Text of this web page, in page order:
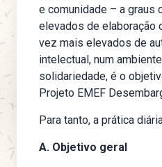
e comunidade – a graus
elevados de elaboração
vez mais elevados de
intelectual, num
solidariedade, é o
Projeto EMEF
Para tanto, a prática
A. Objetivo geral